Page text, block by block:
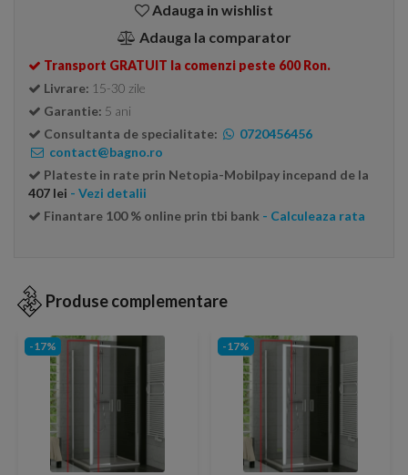
Adauga in wishlist
Adauga la comparator
Transport GRATUIT la comenzi peste 600 Ron.
Livrare: 15-30 zile
Garantie: 5 ani
Consultanta de specialitate:
0720456456
contact@bagno.ro
Plateste in rate prin Netopia-Mobilpay incepand de la
407 lei - Vezi detalii
Finantare 100 % online prin tbi bank - Calculeaza rata
Produse complementare
-17% -17%